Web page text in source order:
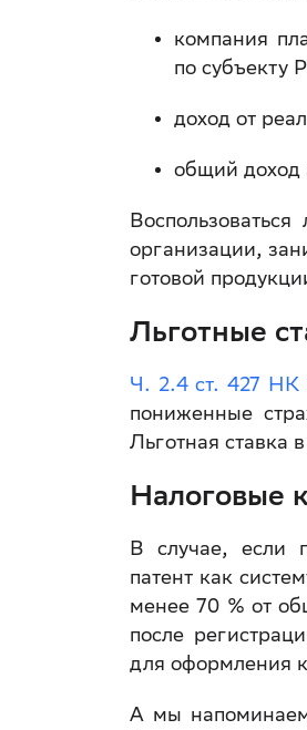
компания
по субъекту
доход от
общий доход
организации,
готовой
Льготные
Ч. 2.4 ст. 427
пониженные
Льготная ставка
Налоговые
В случае, если
патент как
менее 70 % от
после
для оформления
А мы